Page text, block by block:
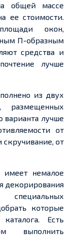
общей массе
ее стоимости.
окон,
П-образным
средства и
лучше
из двух
размещенных
варианта лучше
от
от
имеет немалое
декорирования
которые
каталога. Есть
выполнить